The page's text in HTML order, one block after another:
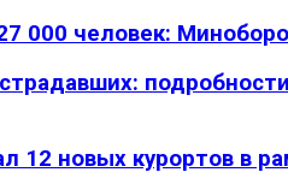
000 человек:
12 новых курортов в